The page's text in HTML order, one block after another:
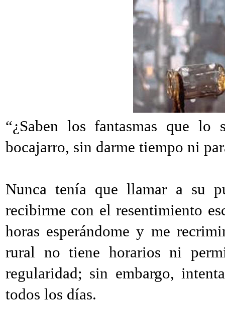
“¿Saben los fantasmas que lo
bocajarro, sin darme tiempo ni
Nunca tenía que llamar a su
recibirme con el resentimiento
horas esperándome y me
rural no tiene horarios ni
regularidad; sin embargo,
todos los días.